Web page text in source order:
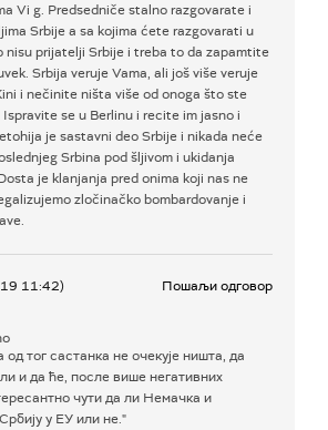
Vi g. Predsedniče stalno razgovarate i
Srbije a sa kojima ćete razgovarati u
nisu prijatelji Srbije i treba to da zapamtite
Srbija veruje Vama, ali još više veruje
i nečinite ništa više od onoga što ste
se u Berlinu i recite im jasno i
je sastavni deo Srbije i nikada neće
Srbina pod šljivom i ukidanja
je klanjanja pred onima koji nas ne
zločinačko bombardovanje i
11:42)
Пошаљи одговор
од тог састанка не очекује ништа, да
и да ће, после више негативних
чути да ли Немачка и
у ЕУ или не."